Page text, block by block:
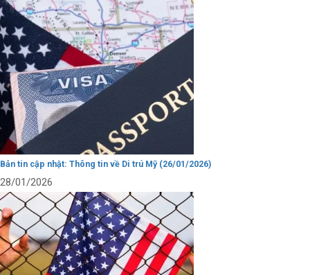
Bản tin cập nhật: Thông tin về Di trú Mỹ (26/01/2026)
28/01/2026